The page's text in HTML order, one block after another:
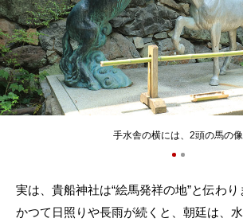
手水舎の横には、2頭の馬の像
実は、貴船神社は“絵馬発祥の地”と伝わり
かつて日照りや長雨が続くと、朝廷は、